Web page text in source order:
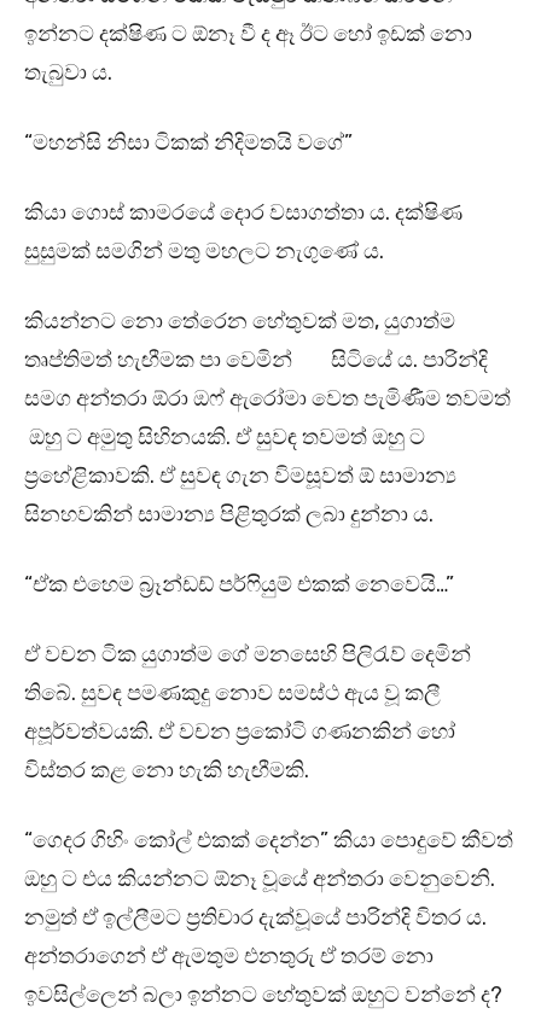
ඉන්නට දක්ෂිණ ට ඕනෑ වී ද ඈ ඊට හෝ ඉඩක් නො
තැබුවා ය.
“මහන්සි නිසා ටිකක් නිදිමතයි වගේ”
කියා ගොස් කාමරයේ දොර වසාගත්තා ය. දක්ෂිණ
සුසුමක් සමගින් මතු මහලට නැගුණේ ය.
කියන්නට නො තේරෙන හේතුවක් මත, යුගාත්ම
තෘප්තිමත් හැඟීමක පා වෙමින් සිටියේ ය. පාරින්දි
සමග අන්තරා ඕරා ඔෆ් ඇරෝමා වෙත පැමිණීම තවමත්
ඔහු ට අමුතු සිහිනයකි. ඒ සුවඳ තවමත් ඔහු ට
ප්‍රහේළිකාවකි. ඒ සුවඳ ගැන විමසූවත් ඕ සාමාන්‍ය
සිනහවකින් සාමාන්‍ය පිළිතුරක් ලබා දුන්නා ය.
“ඒක එහෙම බ්‍රෑන්ඩඩ් පර්ෆියුම් එකක් නෙවෙයි…”
ඒ වචන ටික යුගාත්ම ගේ මනසෙහි පිලිරැව් දෙමින්
තිබේ. සුවඳ පමණකුදු නොව සමස්ථ ඇය වූ කලී
අපූර්වත්වයකි. ඒ වචන ප්‍රකෝටි ගණනකින් හෝ
විස්තර කළ නො හැකි හැඟීමකි.
“ගෙදර ගිහිං කෝල් එකක් දෙන්න” කියා පොදුවේ කීවත්
ඔහු ට එය කියන්නට ඕනෑ වූයේ අන්තරා වෙනුවෙනි.
නමුත් ඒ ඉල්ලීමට ප්‍රතිචාර දැක්වූයේ පාරින්දි විතර ය.
අන්තරාගෙන් ඒ ඇමතුම එනතුරු ඒ තරම් නො
ඉවසිල්ලෙන් බලා ඉන්නට හේතුවක් ඔහුට වන්නේ ද?